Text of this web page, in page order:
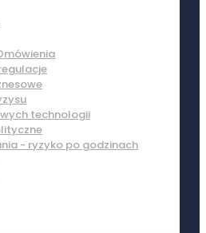
technologii
- ryzyko po godzinach